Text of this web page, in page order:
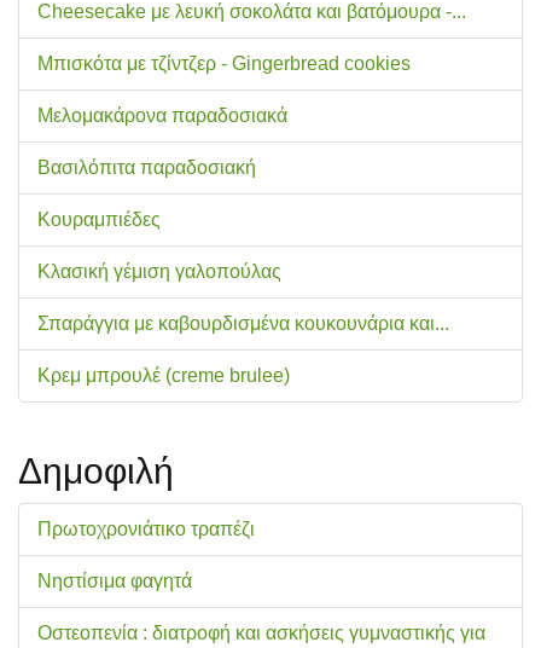
Cheesecake με λευκή σοκολάτα και βατόμουρα -...
Μπισκότα με τζίντζερ - Gingerbread cookies
Μελομακάρονα παραδοσιακά
Βασιλόπιτα παραδοσιακή
Κουραμπιέδες
Κλασική γέμιση γαλοπούλας
Σπαράγγια με καβουρδισμένα κουκουνάρια και...
Κρεμ μπρουλέ (creme brulee)
Δημοφιλή
Πρωτοχρονιάτικο τραπέζι
Νηστίσιμα φαγητά
Οστεοπενία : διατροφή και ασκήσεις γυμναστικής για